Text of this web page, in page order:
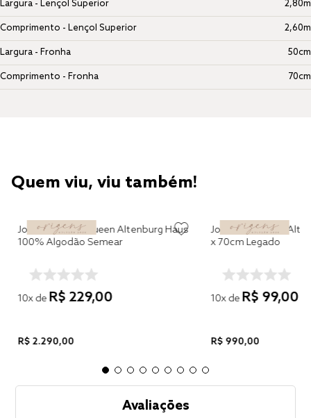
Largura - Lençol Superior 2,80m
Comprimento - Lençol Superior 2,60m
Largura - Fronha 50cm
Comprimento - Fronha 70cm
Quem viu, viu também!
Jogo de Cama Queen Altenburg Haus
100% Algodão Semear
10x de R$ 229,00
R$ 2.290,00
Jogo de Fronhas
x 70cm Legado
10x de R$ 99,00
R$ 990,00
Avaliações